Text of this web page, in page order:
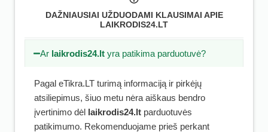
DAŽNIAUSIAI UŽDUODAMI KLAUSIMAI APIE
LAIKRODIS24.LT
Ar laikrodis24.lt yra patikima parduotuvė?
Pagal eTikra.LT turimą informaciją ir pirkėjų
atsiliepimus, šiuo metu nėra aiškaus bendro
įvertinimo dėl laikrodis24.lt parduotuvės
patikimumo. Rekomenduojame prieš perkant